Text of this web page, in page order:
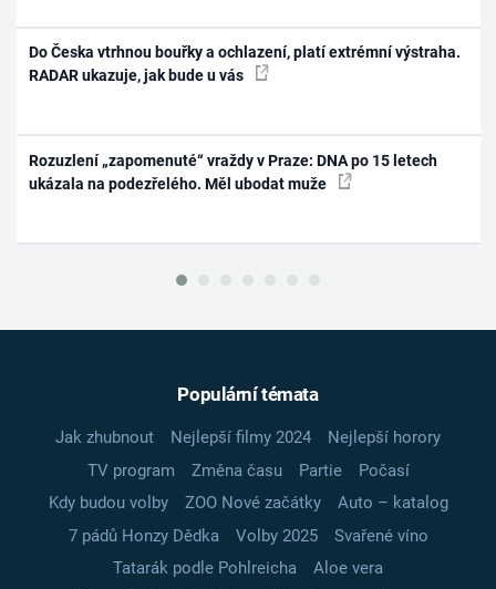
Do Česka vtrhnou bouřky a ochlazení, platí extrémní výstraha.
RADAR ukazuje, jak bude u vás
Rozuzlení „zapomenuté“ vraždy v Praze: DNA po 15 letech
ukázala na podezřelého. Měl ubodat muže
Populární témata
Jak zhubnout Nejlepší filmy 2024
Nejlepší horory
TV program
Změna času Partie
Počasí
Kdy budou volby
ZOO Nové začátky
Auto – katalog
7 pádů Honzy Dědka
Volby 2025
Svařené víno
Tatarák podle Pohlreicha
Aloe vera